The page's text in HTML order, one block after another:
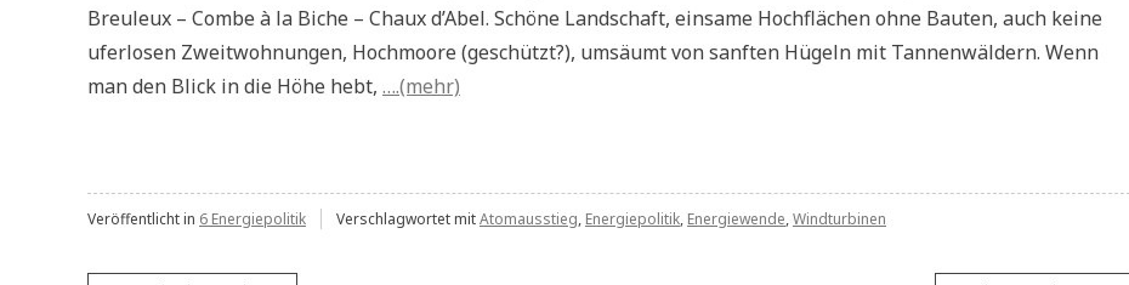
Breuleux – Combe à la Biche – Chaux d’Abel. Schöne Landschaft, einsame Hochflächen ohne Bauten, auch keine
uferlosen Zweitwohnungen, Hochmoore (geschützt?), umsäumt von sanften Hügeln mit Tannenwäldern. Wenn
man den Blick in die Höhe hebt, ….(mehr)
Veröffentlicht in 6 Energiepolitik Verschlagwortet mitAtomausstieg, Energiepolitik, Energiewende,Windturbinen